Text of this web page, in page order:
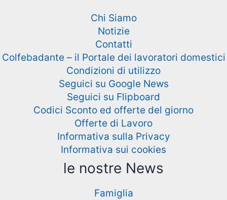
Chi Siamo
Notizie
Contatti
Colfebadante – il Portale dei lavoratori domestici
Condizioni di utilizzo
Seguici su Google News
Seguici su Flipboard
Codici Sconto ed offerte del giorno
Offerte di Lavoro
Informativa sulla Privacy
Informativa sui cookies
le nostre News
Famiglia